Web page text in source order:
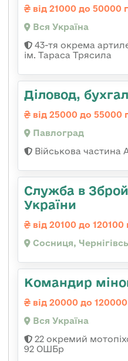
від 21000 до 50000
Вся Україна
43-тя окрема
ім. Тараса Трясила
Діловод,
від 25000 до 55000
Павлоград
Військова частина
Служба в
України
від 20100 до 120100
Сосниця,
Командир
від 20000 до
Вся Україна
22 окремий
92 ОШБр